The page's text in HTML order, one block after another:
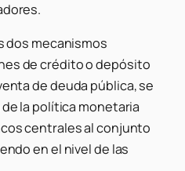
dos mecanismos
de crédito o depósito
de deuda pública, se
la política monetaria
centrales al conjunto
en el nivel de las